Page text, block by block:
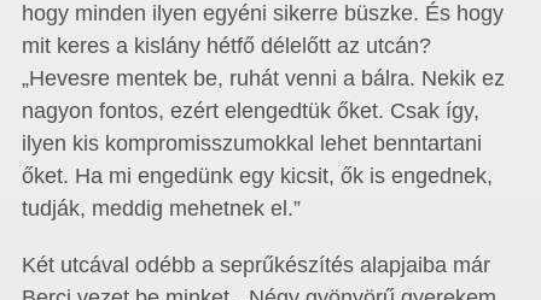
hogy minden ilyen egyéni sikerre büszke. És hogy
mit keres a kislány hétfő délelőtt az utcán?
„Hevesre mentek be, ruhát venni a bálra. Nekik ez
nagyon fontos, ezért elengedtük őket. Csak így,
ilyen kis kompromisszumokkal lehet benntartani
őket. Ha mi engedünk egy kicsit, ők is engednek,
tudják, meddig mehetnek el.”
Két utcával odébb a seprűkészítés alapjaiba már